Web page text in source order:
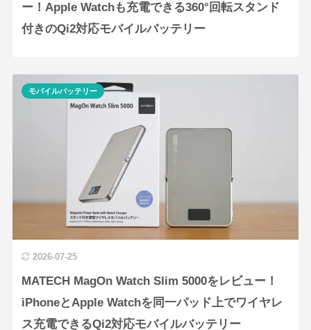
ー！Apple Watchも充電できる360°回転スタンド
付きのQi2対応モバイルバッテリー
2026-07-25
MATECH MagOn Watch Slim 5000をレビュー！
iPhoneとApple Watchを同一パッド上でワイヤレ
ス充電できるQi2対応モバイルバッテリー
モバイルバッテリー